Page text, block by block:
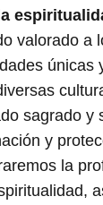
valorado a
únicas
sagrado y
y
la